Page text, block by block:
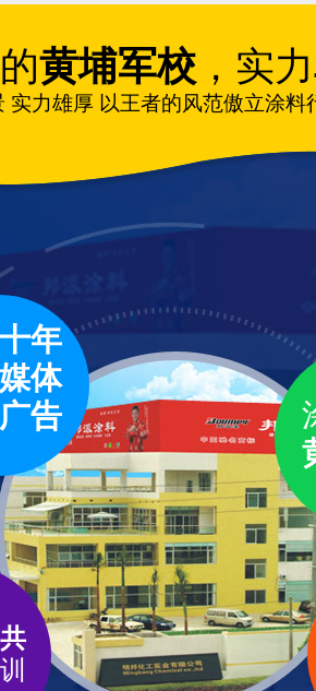
黄埔军校 ，实力
实力雄厚 以王者的风范傲立涂料
年
体
告